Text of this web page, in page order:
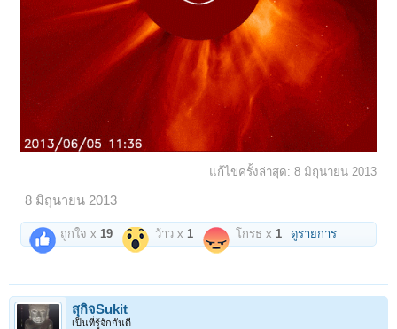
แก้ไขครั้งล่าสุด: 8 มิถุนายน 2013
8 มิถุนายน 2013
ถูกใจ x 19 ว้าว x 1 โกรธ x 1 ดูรายการ
สุกิจSukit
เป็นที่รู้จักกันดี